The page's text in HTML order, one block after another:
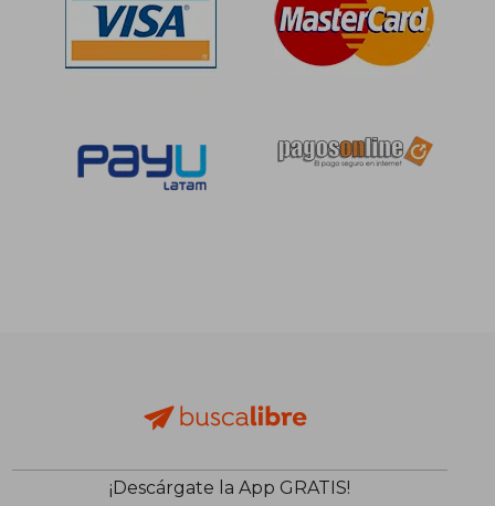
¡Descárgate la App GRATIS!